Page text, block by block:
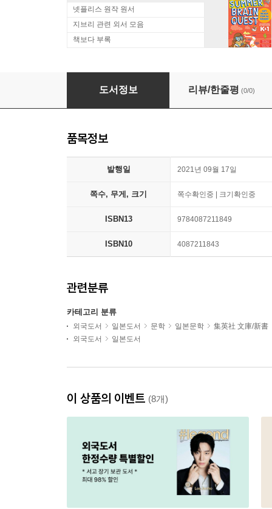
넷플리스 원작 원서
지브리 관련 외서 모음
책보다 부록
中國共産黨帝國とウイグル
도서정보 리뷰/한줄평 (0/0)
품목정보
발행일 2021년 09월 17일
쪽수, 무게, 크기 쪽수확인중 | 크기확인중
ISBN13 9784087211849
ISBN10 4087211843
관련분류
카테고리 분류
외국도서 일본도서 문학 일본문학
集英社 文庫/新書
외국도서
일본도서
이 상품의 이벤트 (8개)